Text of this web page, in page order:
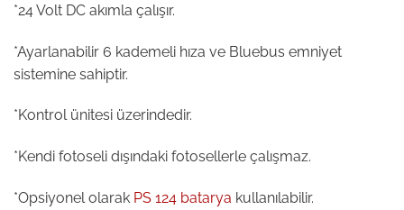
*24 Volt DC akımla çalışır.
*Ayarlanabilir 6 kademeli hıza ve Bluebus emniyet
sistemine sahiptir.
*Kontrol ünitesi üzerindedir.
*Kendi fotoseli dışındaki fotosellerle çalışmaz.
*Opsiyonel olarak PS 124 batarya kullanılabilir.